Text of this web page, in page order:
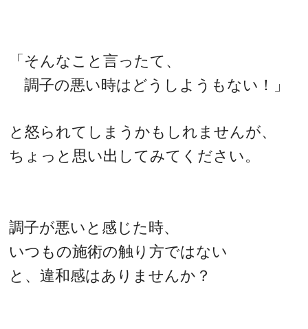
「そんなこと言ったて、
調子の悪い時はどうしようもない！」
と怒られてしまうかもしれませんが、
ちょっと思い出してみてください。
調子が悪いと感じた時、
いつもの施術の触り方ではない
と、違和感はありませんか？